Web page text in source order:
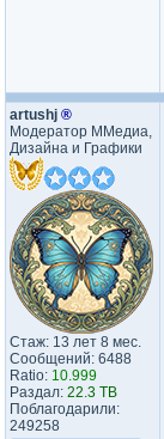
artushj ®
Модератор ММедиа,
Дизайна и Графики
Стаж: 13 лет 8 мес.
Сообщений: 6488
Ratio: 10.999
Раздал: 22.3 TB
Поблагодарили:
249258